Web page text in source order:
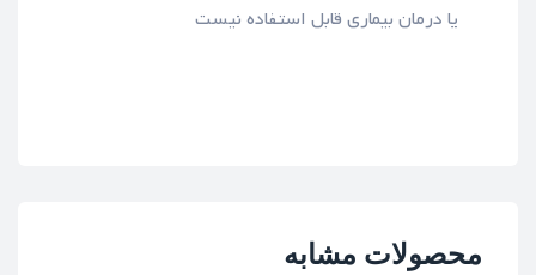
یا درمان بیماری قابل استفاده نیست
محصولات مشابه